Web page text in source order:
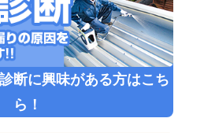
断に興味がある方はこち
ら！